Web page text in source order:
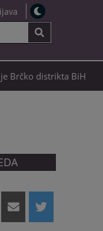
Brčko distrikta BiH